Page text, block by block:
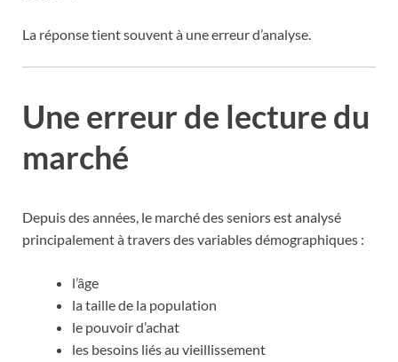
La réponse tient souvent à une erreur d’analyse.
Une erreur de lecture du
marché
Depuis des années, le marché des seniors est analysé
principalement à travers des variables démographiques :
l’âge
la taille de la population
le pouvoir d’achat
les besoins liés au vieillissement